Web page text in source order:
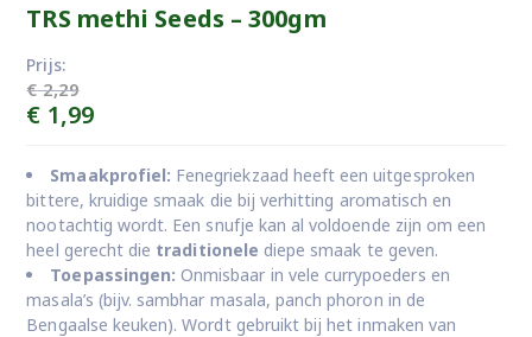
TRS methi Seeds – 300gm
Prijs:
€2,29
Oorspronkelijke
prijs
was:
€ 2,29.
€ 1,99Huidige
is:
€ 1,99.
Smaakprofiel: Fenegriekzaad heeft een uitgesproken
bittere, kruidige smaak die bij verhitting aromatisch en
nootachtig wordt. Een snufje kan al voldoende zijn om een
heel gerecht die traditionele diepe smaak te geven.
Toepassingen: Onmisbaar in vele currypoeders en
masala’s (bijv. sambhar masala, panch phoron in de
Bengaalse keuken). Wordt gebruikt bij het inmaken van